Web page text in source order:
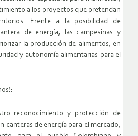
a los proyectos que pretendan
Frente a la posibilidad de
de energía, las campesinas y
la producción de alimentos, en
y autonomía alimentarias para el
reconocimiento y protección de
canteras de energía para el mercado,